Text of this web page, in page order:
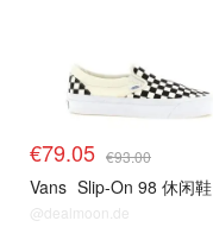
€79.05 €93.00
Vans Slip-On 98 休闲鞋
@dealmoon.de